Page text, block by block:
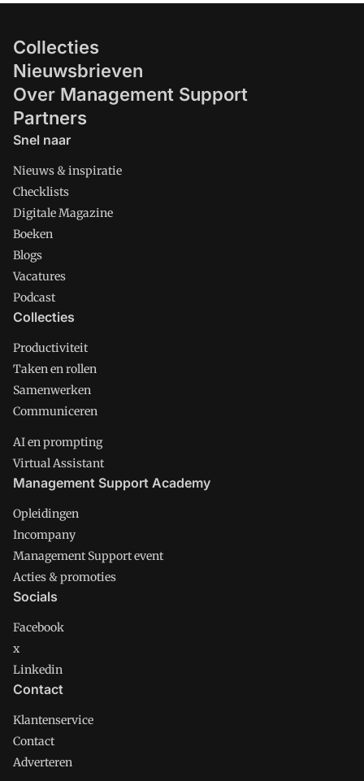
Collecties
Nieuwsbrieven
Over Management Support
Partners
Snel naar
Nieuws & inspiratie
Checklists
Digitale Magazine
Boeken
Blogs
Vacatures
Podcast
Collecties
Productiviteit
Taken en rollen
Samenwerken
Communiceren
AI en prompting
Virtual Assistant
Management Support Academy
Opleidingen
Incompany
Management Support event
Acties & promoties
Socials
Facebook
x
Linkedin
Contact
Klantenservice
Contact
Adverteren